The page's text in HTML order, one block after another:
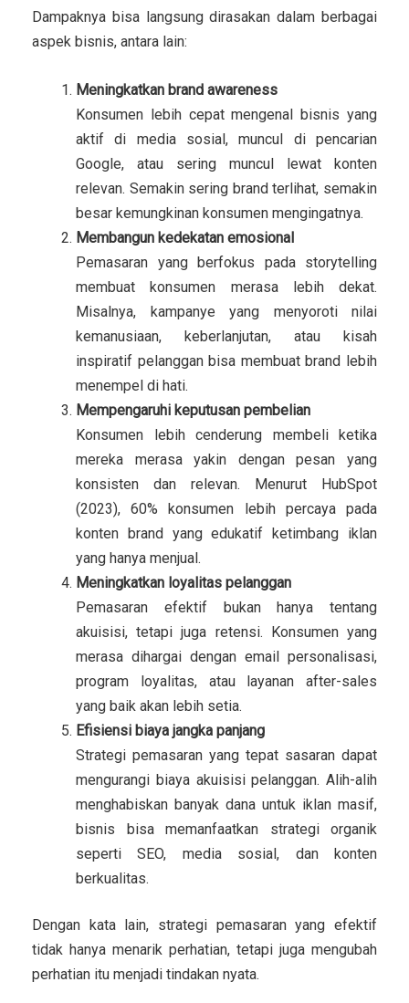
Dampaknya bisa langsung dirasakan dalam berbagai
aspek bisnis, antara lain:
Meningkatkan brand awareness
Konsumen lebih cepat mengenal bisnis yang
aktif di media sosial, muncul di pencarian
Google, atau sering muncul lewat konten
relevan. Semakin sering brand terlihat, semakin
besar kemungkinan konsumen mengingatnya.
Membangun kedekatan emosional
Pemasaran yang berfokus pada storytelling
membuat konsumen merasa lebih dekat.
Misalnya, kampanye yang menyoroti nilai
kemanusiaan, keberlanjutan, atau kisah
inspiratif pelanggan bisa membuat brand lebih
menempel di hati.
Mempengaruhi keputusan pembelian
Konsumen lebih cenderung membeli ketika
mereka merasa yakin dengan pesan yang
konsisten dan relevan. Menurut HubSpot
(2023), 60% konsumen lebih percaya pada
konten brand yang edukatif ketimbang iklan
yang hanya menjual.
Meningkatkan loyalitas pelanggan
Pemasaran efektif bukan hanya tentang
akuisisi, tetapi juga retensi. Konsumen yang
merasa dihargai dengan email personalisasi,
program loyalitas, atau layanan after-sales
yang baik akan lebih setia.
Efisiensi biaya jangka panjang
Strategi pemasaran yang tepat sasaran dapat
mengurangi biaya akuisisi pelanggan. Alih-alih
menghabiskan banyak dana untuk iklan masif,
bisnis bisa memanfaatkan strategi organik
seperti SEO, media sosial, dan konten
berkualitas.
Dengan kata lain, strategi pemasaran yang efektif
tidak hanya menarik perhatian, tetapi juga mengubah
perhatian itu menjadi tindakan nyata.